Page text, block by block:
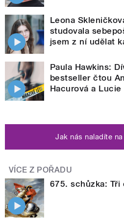
Leona
studovala
jsem z ní udělat
Paula Hawkins:
bestseller čtou
Hacurová a Lucie
Jak nás naladíte
VÍCE Z POŘADU
675. schůzka: Tři